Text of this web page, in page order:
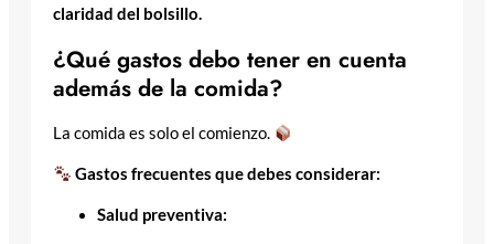
claridad del bolsillo.
¿Qué gastos debo tener en cuenta
además de la comida?
La comida es solo el comienzo.
Gastos frecuentes que debes considerar:
Salud preventiva: